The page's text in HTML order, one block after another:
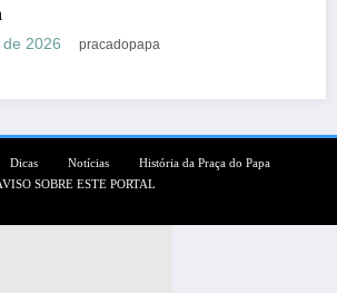
pracadopapa
Dicas Notícias
História da Praça do Papa
SOBRE ESTE PORTAL